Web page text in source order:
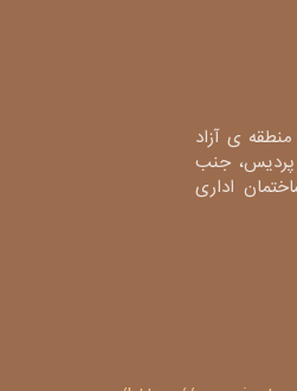
منطقه ی آزاد
پردیس، جنب
اداری